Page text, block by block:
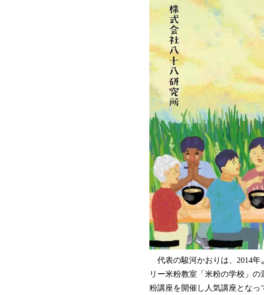
代表の駿河かおりは、2014年
リー米粉教室「米粉の学校」
粉講座を開催し人気講座とな